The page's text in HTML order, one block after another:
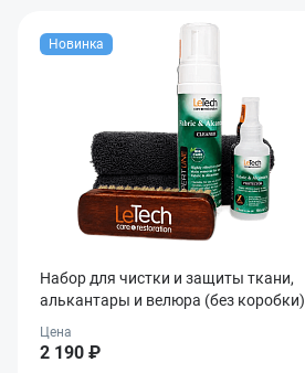
Новинка
Набор для чистки и защиты ткани,
алькантары и велюра (без коробки)
Цена
2 190 ₽